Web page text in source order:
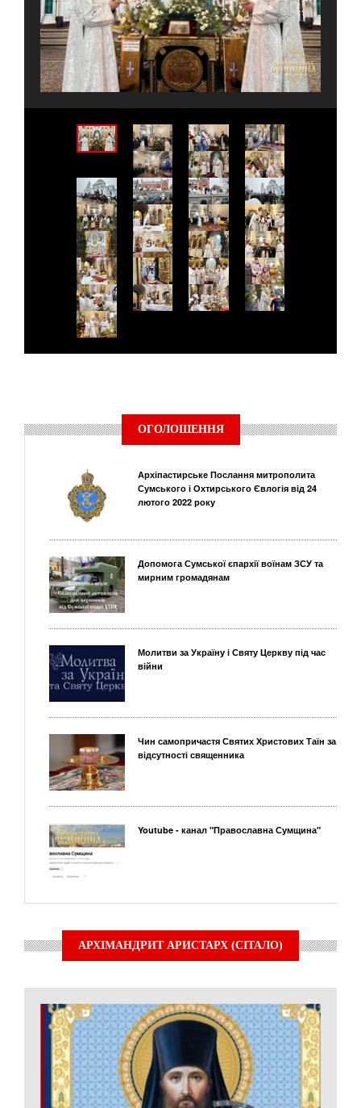
ОГОЛОШЕННЯ
Архіпастирське Послання митрополита
Сумського і Охтирського Євлогія від 24
лютого 2022 року
Допомога Сумської єпархії воїнам ЗСУ та
мирним громадянам
Молитви за Україну і Святу Церкву під час
війни
Чин самопричастя Святих Христових Таїн за
відсутності священника
Youtube - канал "Православна Сумщина"
АРХІМАНДРИТ АРИСТАРХ (СІТАЛО)